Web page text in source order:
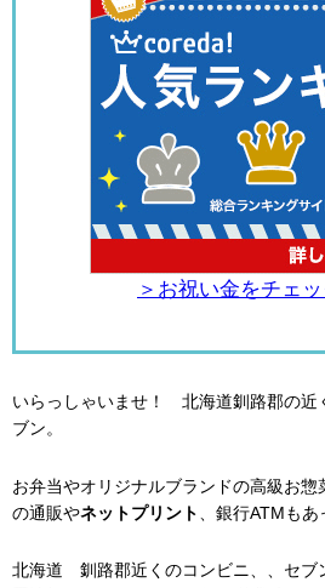
＞お祝い金をチェ
いらっしゃいませ！ 北海道釧路郡の近
ブン。
お弁当やオリジナルブランドの高級お
の通販やネットプリント 、銀行ATMも
北海道 釧路郡近くのコンビニ、、セブ